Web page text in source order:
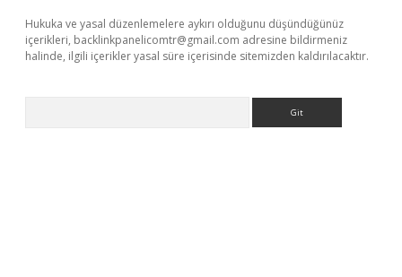
Hukuka ve yasal düzenlemelere aykırı olduğunu düşündüğünüz
içerikleri, backlinkpanelicomtr@gmail.com adresine bildirmeniz
halinde, ilgili içerikler yasal süre içerisinde sitemizden kaldırılacaktır.